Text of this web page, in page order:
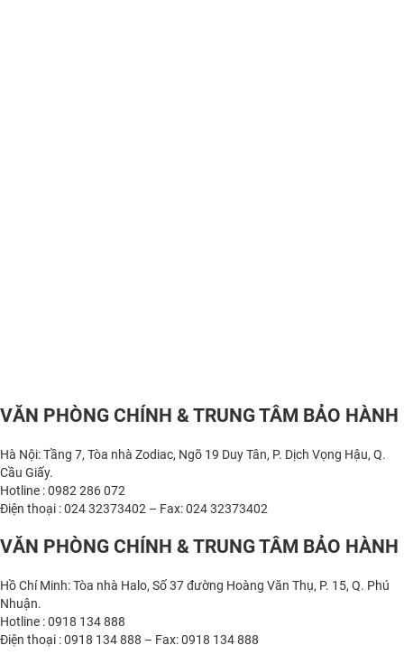
VĂN PHÒNG CHÍNH & TRUNG TÂM BẢO HÀNH
Hà Nội: Tầng 7, Tòa nhà Zodiac, Ngõ 19 Duy Tân, P. Dịch Vọng Hậu, Q.
Cầu Giấy.
Hotline : 0982 286 072
Điện thoại : 024 32373402 – Fax: 024 32373402
VĂN PHÒNG CHÍNH & TRUNG TÂM BẢO HÀNH
Hồ Chí Minh: Tòa nhà Halo, Số 37 đường Hoàng Văn Thụ, P. 15, Q. Phú
Nhuận.
Hotline : 0918 134 888
Điện thoại : 0918 134 888 – Fax: 0918 134 888